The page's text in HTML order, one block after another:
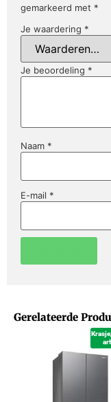
gemarkeerd met *
Je waardering *
Je beoordeling *
Naam *
E-mail *
Gerelateerde